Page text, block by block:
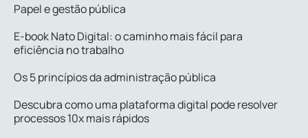
Papel e gestão pública
E-book Nato Digital: o caminho mais fácil para
eficiência no trabalho
Os 5 princípios da administração pública
Descubra como uma plataforma digital pode resolver
processos 10x mais rápidos